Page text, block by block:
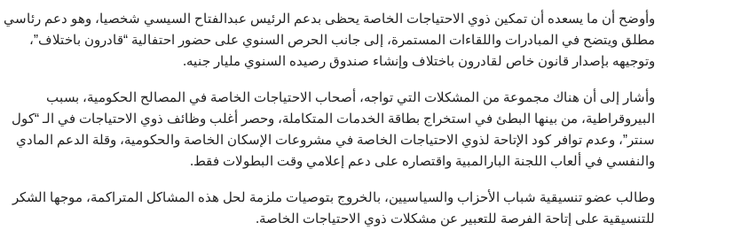
وأوضح أن ما يسعده أن تمكين ذوي الاحتياجات الخاصة يحظى بدعم الرئيس عبدالفتاح السيسي شخصيا، وهو دعم رئاسي
مطلق ويتضح في المبادرات واللقاءات المستمرة، إلى جانب الحرص السنوي على حضور احتفالية “قادرون باختلاف”،
وتوجيهه بإصدار قانون خاص لقادرون باختلاف وإنشاء صندوق رصيده السنوي مليار جنيه.
وأشار إلى أن هناك مجموعة من المشكلات التي تواجه، أصحاب الاحتياجات الخاصة في المصالح الحكومية، بسبب
البيروقراطية، من بينها البطئ في استخراج بطاقة الخدمات المتكاملة، وحصر أغلب وظائف ذوي الاحتياجات في الـ “كول
سنتر”، وعدم توافر كود الإتاحة لذوي الاحتياجات الخاصة في مشروعات الإسكان الخاصة والحكومية، وقلة الدعم المادي
والنفسي في ألعاب اللجنة البارالمبية واقتصاره على دعم إعلامي وقت البطولات فقط.
وطالب عضو تنسيقية شباب الأحزاب والسياسيين، بالخروج بتوصيات ملزمة لحل هذه المشاكل المتراكمة، موجها الشكر
للتنسيقية على إتاحة الفرصة للتعبير عن مشكلات ذوي الاحتياجات الخاصة.